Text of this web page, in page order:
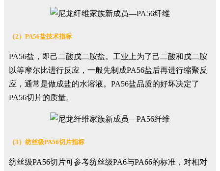
（2）PA56盐技术指标
PA56盐，即己二酸戊二胺盐。工业上为了己二酸和戊二胺
以等摩尔比进行反应，一般先制成PA56盐后再进行缩聚反
应，通常是做成盐的水溶液。PA56盐品质的好坏决定了
PA56切片的质量。
（3）纺丝级PA56切片指标
纺丝级PA56切片可参考纺丝级PA6与PA66的标准，对相对